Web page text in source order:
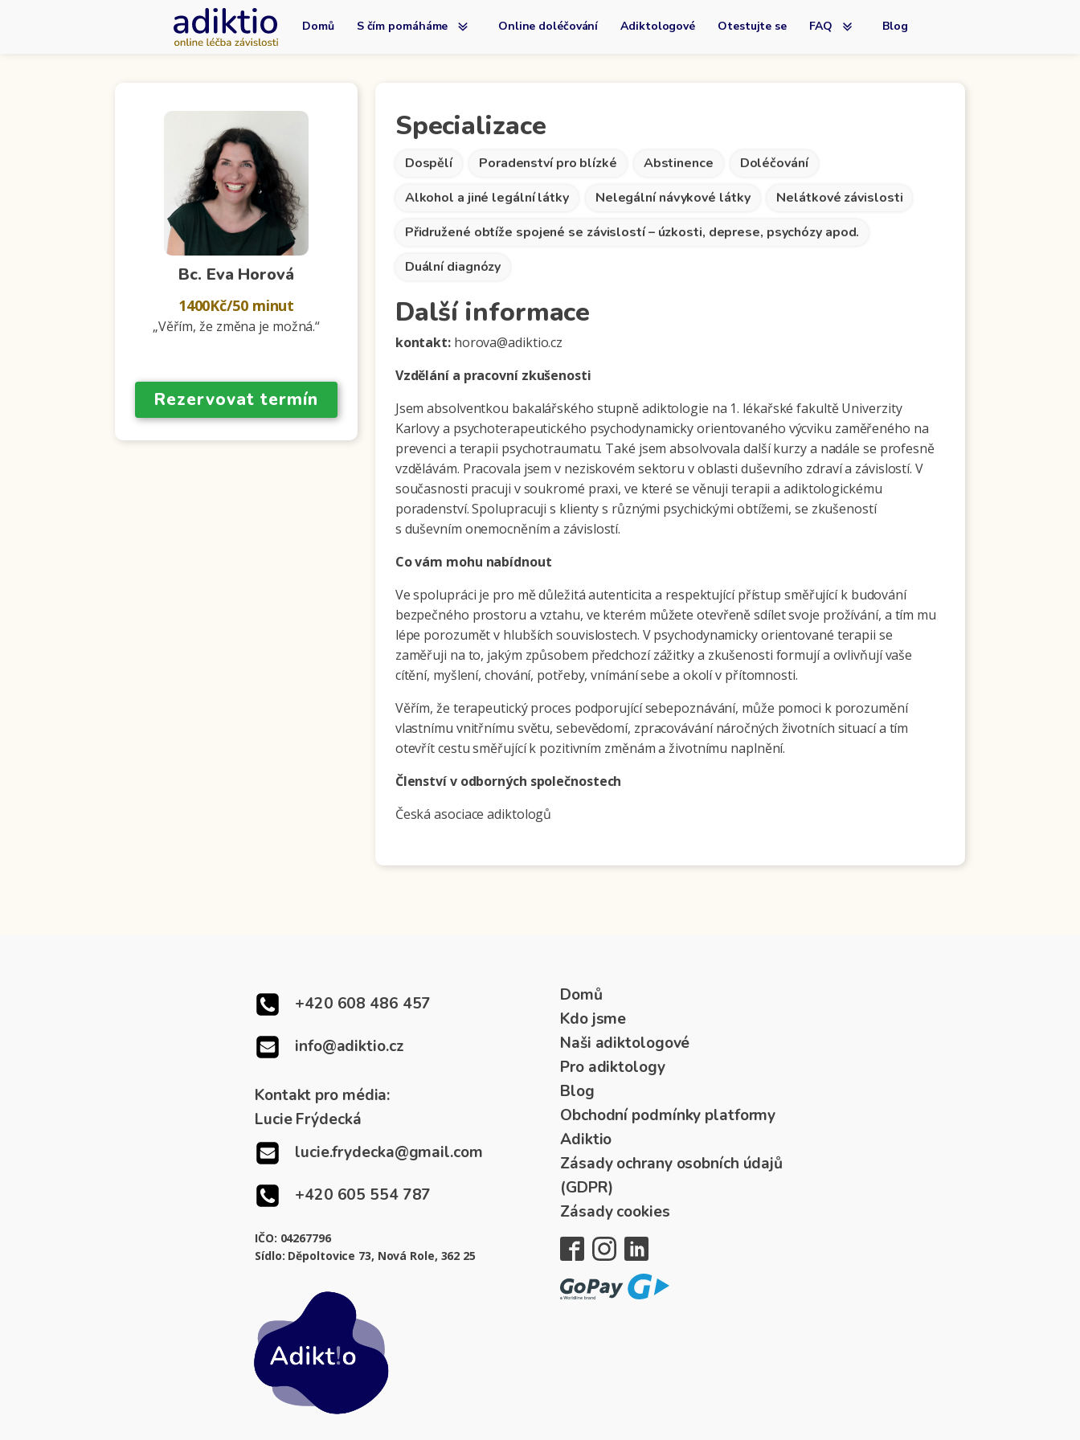
Domů S čím pomáháme Online doléčování Adiktologové Otestujte se FAQ Blog
Bc. Eva Horová
1400Kč/50 minut
„Věřím, že změna je možná.“
Rezervovat termín
Specializace
Dospělí Poradenství pro blízké Abstinence
Doléčování
Alkohol a jiné legální látky
Nelegální návykové látky
Nelátkové závislosti
Přidružené obtíže spojené se závislostí – úzkosti, deprese, psychózy apod.
Duální diagnózy
Další informace
kontakt:horova@adiktio.cz
Vzdělání a pracovní zkušenosti
Jsem absolventkou bakalářského stupně adiktologie na 1. lékařské fakultě Univerzity
Karlovy a psychoterapeutického psychodynamicky orientovaného výcviku zaměřeného na
prevenci a terapii psychotraumatu. Také jsem absolvovala další kurzy a nadále se profesně
vzdělávám. Pracovala jsem v neziskovém sektoru v oblasti duševního zdraví a závislostí. V
současnosti pracuji v soukromé praxi, ve které se věnuji terapii a adiktologickému
poradenství. Spolupracuji s klienty s různými psychickými obtížemi, se zkušeností
s duševním onemocněním a závislostí.
Co vám mohu nabídnout
Ve spolupráci je pro mě důležitá autenticita a respektující přístup směřující k budování
bezpečného prostoru a vztahu, ve kterém můžete otevřeně sdílet svoje prožívání, a tím mu
lépe porozumět v hlubších souvislostech. V psychodynamicky orientované terapii se
zaměřuji na to, jakým způsobem předchozí zážitky a zkušenosti formují a ovlivňují vaše
cítění, myšlení, chování, potřeby, vnímání sebe a okolí v přítomnosti.
Věřím, že terapeutický proces podporující sebepoznávání, může pomoci k porozumění
vlastnímu vnitřnímu světu, sebevědomí, zpracovávání náročných životních situací a tím
otevřít cestu směřující k pozitivním změnám a životnímu naplnění.
Členství v odborných společnostech
Česká asociace adiktologů
+420 608 486 457
info@adiktio.cz
Kontakt pro média:
Lucie Frýdecká
lucie.frydecka@gmail.com
+420 605 554 787
IČO: 04267796
Sídlo: Děpoltovice 73, Nová Role, 362 25
Domů
Kdo jsme
Naši adiktologové
Pro adiktology
Blog
Obchodní podmínky platformy
Adiktio
Zásady ochrany osobních údajů
(GDPR)
Zásady cookies